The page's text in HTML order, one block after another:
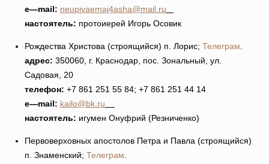
e—mail: neupivaemaj4asha@mail.ru
настоятель: протоиерей Игорь Осовик
Рождества Христова (строящийся) п. Лорис; Телеграм
адрес: 350060, г. Краснодар, пос. Зональный, ул.
Садовая, 20
телефон: +7 861 251 55 84; +7 861 251 44 14
e—mail: kailo@bk.ru
настоятель: игумен Онуфрий (Резниченко)
Первоверховных апостолов Петра и Павла (строящийся)
п. Знаменский; Телеграм